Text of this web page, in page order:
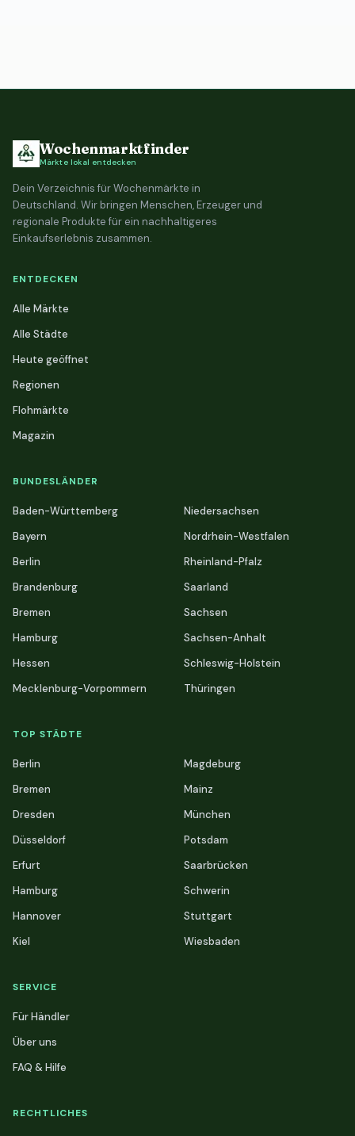
Wochenmarktfinder
Märkte lokal entdecken
Dein Verzeichnis für Wochenmärkte in
Deutschland. Wir bringen Menschen, Erzeuger und
regionale Produkte für ein nachhaltigeres
Einkaufserlebnis zusammen.
ENTDECKEN
Alle Märkte
Alle Städte
Heute geöffnet
Regionen
Flohmärkte
Magazin
BUNDESLÄNDER
Baden-Württemberg
Bayern
Berlin
Brandenburg
Bremen
Hamburg
Hessen
Mecklenburg-Vorpommern
Niedersachsen
Nordrhein-Westfalen
Rheinland-Pfalz
Saarland
Sachsen
Sachsen-Anhalt
Schleswig-Holstein
Thüringen
TOP STÄDTE
Berlin
Bremen
Dresden
Düsseldorf
Erfurt
Hamburg
Hannover
Kiel
Magdeburg
Mainz
München
Potsdam
Saarbrücken
Schwerin
Stuttgart
Wiesbaden
SERVICE
Für Händler
Über uns
FAQ & Hilfe
RECHTLICHES